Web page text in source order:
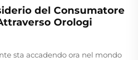
del Consumatore
Orologi
sta accadendo ora nel mondo